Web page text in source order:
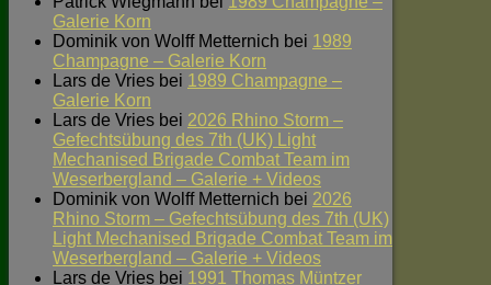
Galerie Korn
Dominik von Wolff Metternich bei 1989
Champagne – Galerie Korn
Lars de Vries bei 1989 Champagne –
Galerie Korn
Lars de Vries bei 2026 Rhino Storm –
Gefechtsübung des 7th (UK) Light
Mechanised Brigade Combat Team im
Weserbergland – Galerie + Videos
Dominik von Wolff Metternich bei 2026
Rhino Storm – Gefechtsübung des 7th (UK)
Light Mechanised Brigade Combat Team im
Weserbergland – Galerie + Videos
Lars de Vries bei 1991 Thomas Müntzer